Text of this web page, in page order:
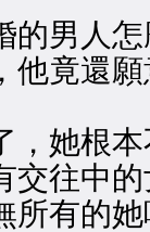
男人怎
他竟還
她根本
交往中
所有的